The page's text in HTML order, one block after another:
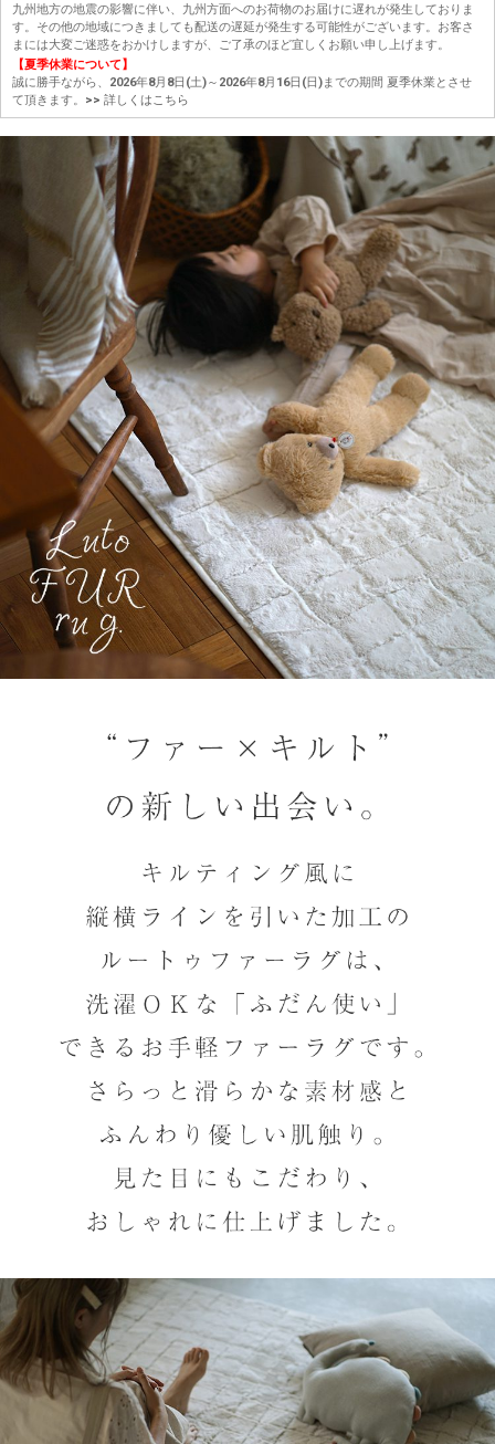
九州地方の地震の影響に伴い、九州方面へのお荷物のお届けに遅れが発生しておりま
す。その他の地域につきましても配送の遅延が発生する可能性がございます。お客さ
まには大変ご迷惑をおかけしますが、ご了承のほど宜しくお願い申し上げます。
【夏季休業について】
誠に勝手ながら、2026年8月8日(土)～2026年8月16日(日)までの期間 夏季休業とさせ
て頂きます。 >> 詳しくはこちら